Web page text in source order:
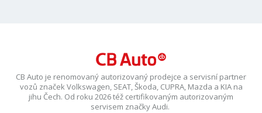
CB Auto je renomovaný autorizovaný prodejce a servisní partner
vozů značek Volkswagen, SEAT, Škoda, CUPRA, Mazda a KIA na
jihu Čech. Od roku 2026 též certifikovaným autorizovaným
servisem značky Audi.